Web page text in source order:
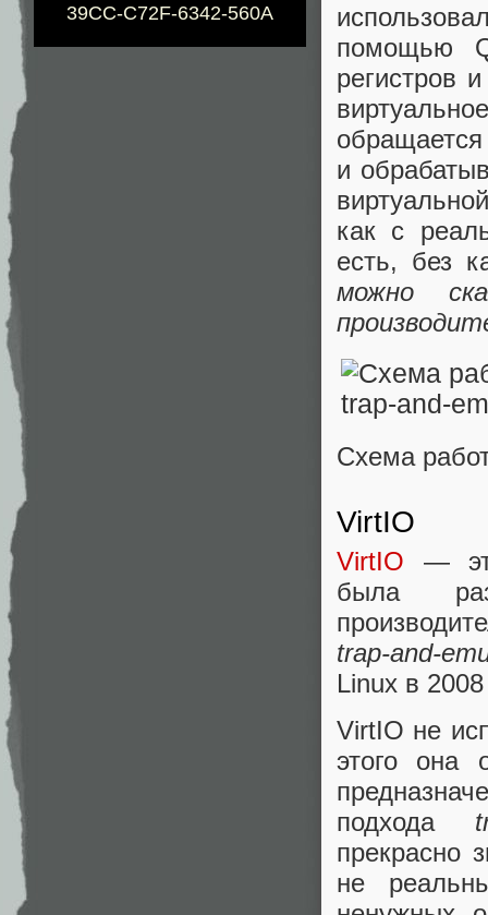
39CC-C72F-6342-560A
помощью
регистров
и
как с
есть, без
можно
Схема
VirtIO
VirtIO —
была
trap-and-
Linux в 2008
VirtIO не
этого она
подхода
прекрасно
не